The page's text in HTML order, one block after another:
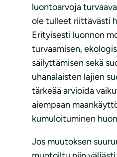
luontoarvoja
ole tulleet riittävästi
Erityisesti luonnon
turvaamisen,
säilyttämisen sekä
uhanalaisten lajien
tärkeää arvioida
aiempaan
kumuloituminen
Jos muutoksen